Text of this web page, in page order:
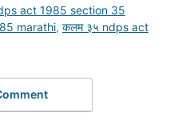
act 1985 section 35
marathi, कलम ३५ ndps act